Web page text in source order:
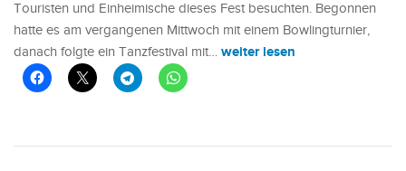
Touristen und Einheimische dieses Fest besuchten. Begonnen
hatte es am vergangenen Mittwoch mit einem Bowlingturnier,
danach folgte ein Tanzfestival mit… weiter lesen